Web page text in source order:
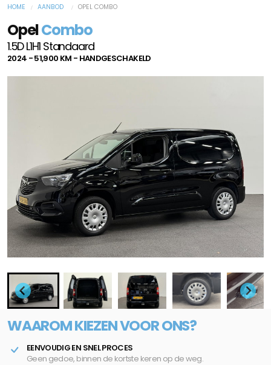
HOME AANBOD OPEL COMBO
OpelCombo
1.5D L1H1 Standaard
2024 - 51,900 KM - HANDGESCHAKELD
WAAROM KIEZEN VOOR ONS?
EENVOUDIG EN SNEL PROCES
Geen gedoe, binnen de kortste keren op de weg.